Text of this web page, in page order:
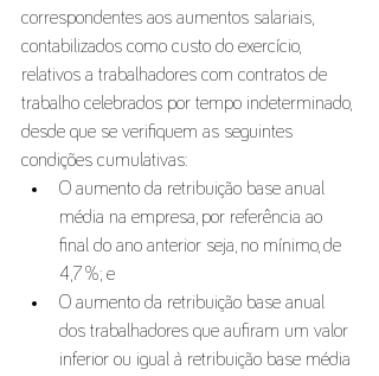
correspondentes aos aumentos salariais,
contabilizados como custo do exercício,
relativos a trabalhadores com contratos de
trabalho celebrados por tempo indeterminado,
desde que se verifiquem as seguintes
condições cumulativas:
O aumento da retribuição base anual
média na empresa, por referência ao
final do ano anterior seja, no mínimo, de
4,7 %; e
O aumento da retribuição base anual
dos trabalhadores que aufiram um valor
inferior ou igual à retribuição base média